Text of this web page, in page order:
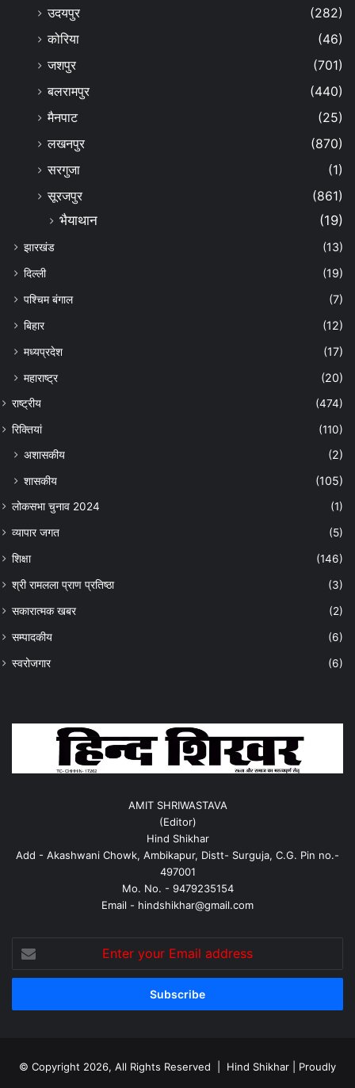
उदयपुर
(282)
कोरिया
(46)
जशपुर
(701)
बलरामपुर
(440)
मैनपाट
(25)
लखनपुर
(870)
सरगुजा
(1)
सूरजपुर
(861)
भैयाथान (19)
झारखंड
(13)
दिल्ली
(19)
पश्चिम बंगाल
(7)
बिहार
(12)
मध्यप्रदेश
(17)
महाराष्ट्र
(20)
राष्ट्रीय (474)
रिक्तियां (110)
अशासकीय
(2)
शासकीय
(105)
लोकसभा चुनाव 2024 (1)
व्यापार जगत (5)
शिक्षा (146)
श्री रामलला प्राण प्रतिष्ठा (3)
सकारात्मक खबर (2)
सम्पादकीय (6)
स्वरोजगार (6)
AMIT SHRIWASTAVA
(Editor)
Hind Shikhar
Add - Akashwani Chowk, Ambikapur, Distt- Surguja, C.G. Pin no.-
497001
Mo. No. - 9479235154
Email - hindshikhar@gmail.com
your
Email
© Copyright 2026, All Rights Reserved | Hind Shikhar | Proudly